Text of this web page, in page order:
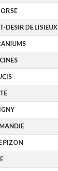
DESIR DE LISIEUX
PIZON